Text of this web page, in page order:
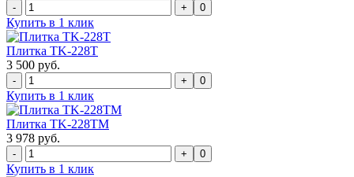
0
Купить в 1 клик
Плитка TK-228T
3 500 руб.
0
Купить в 1 клик
Плитка TK-228TM
3 978 руб.
0
Купить в 1 клик